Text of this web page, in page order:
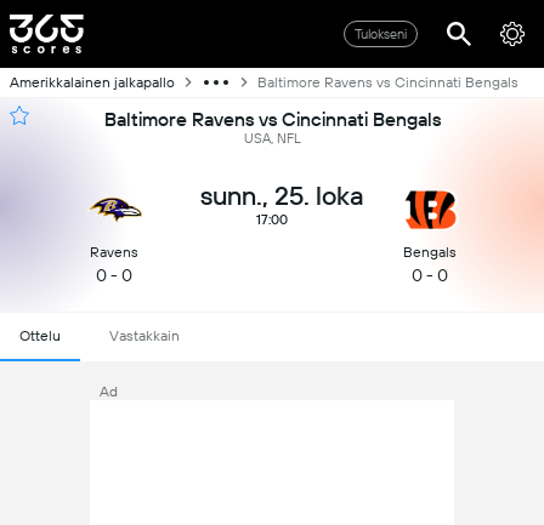
Tulokseni
Amerikkalainen jalkapallo Baltimore Ravens vs Cincinnati Bengals
Baltimore Ravens vs Cincinnati Bengals
USA, NFL
Ravens
0 - 0
sunn., 25. loka
17:00
Bengals
0 - 0
Ottelu Vastakkain
Ad